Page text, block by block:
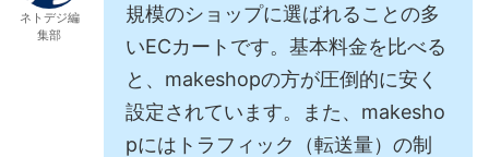
ネトデジ編
集部
規模のショップに選ばれることの多
いECカートです。基本料金を比べる
と、makeshopの方が圧倒的に安く
設定されています。また、makesho
pにはトラフィック（転送量）の制